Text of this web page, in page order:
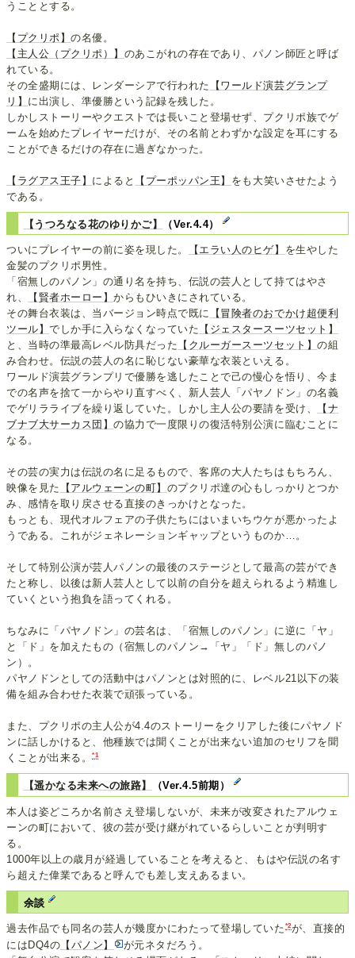
うこととする。
【プクリポ】の名優。
【主人公（プクリポ）】 のあこがれの存在であり、パノン師匠と呼ば
れている。
その全盛期には、レンダーシアで行われた
【ワールド演芸グランプ
リ】 に出演し、準優勝という記録を残した。
しかしストーリーやクエストでは長いこと登場せず、プクリポ族でゲ
ームを始めたプレイヤーだけが、その名前とわずかな設定を耳にする
ことができるだけの存在に過ぎなかった。
【ラグアス王子】 によると 【プーポッパン王】 をも大笑いさせたよう
である。
【うつろなる花のゆりかご】 （Ver.4.4）
ついにプレイヤーの前に姿を現した。 【エラい人のヒゲ】 を生やした
金髪のプクリポ男性。
「宿無しのパノン」の通り名を持ち、伝説の芸人として持てはやさ
れ、
【賢者ホーロー】からもひいきにされている。
その舞台衣装は、当バージョン時点で既に
【冒険者のおでかけ超便利
ツール】でしか手に入らなくなっていた 【ジェスタースーツセット】
と、当時の準最高レベル防具だった 【クルーガースーツセット】の組
み合わせ。伝説の芸人の名に恥じない豪華な衣装といえる。
ワールド演芸グランプリで優勝を逃したことで己の慢心を悟り、今ま
での名声を捨て一からやり直すべく、新人芸人「パヤノドン」の名義
でゲリラライブを繰り返していた。しかし主人公の要請を受け、
【ナ
ブナブ大サーカス団】の協力で一度限りの復活特別公演に臨むことに
なる。
その芸の実力は伝説の名に足るもので、客席の大人たちはもちろん、
映像を見た
【アルウェーンの町】 のプクリポ達の心もしっかりとつか
み、感情を取り戻させる直接のきっかけとなった。
もっとも、現代オルフェアの子供たちにはいまいちウケが悪かったよ
うである。これがジェネレーションギャップというものか…。
そして特別公演が芸人パノンの最後のステージとして最高の芸ができ
たと称し、以後は新人芸人として以前の自分を超えられるよう精進し
ていくという抱負を語ってくれる。
ちなみに「パヤノドン」の芸名は、「宿無しのパノン」に逆に「ヤ」
と「ド」を加えたもの（宿無しのパノン→「ヤ」「ド」無しのパノ
ン）。
パヤノドンとしての活動中はパノンとは対照的に、レベル21以下の装
備を組み合わせた衣装で頑張っている。
また、プクリポの主人公が4.4のストーリーをクリアした後にパヤノド
ンに話しかけると、他種族では聞くことが出来ない追加のセリフを聞
くことが出来る。*1
【遥かなる未来への旅路】 （Ver.4.5前期）
本人は姿どころか名前さえ登場しないが、未来が改変されたアルウェ
ーンの町において、彼の芸が受け継がれているらしいことが判明す
る。
1000年以上の歳月が経過していることを考えると、もはや伝説の名す
ら超えた偉業であると呼んでも差し支えあるまい。
余談
過去作品でも同名の芸人が幾度かにわたって登場していた*2が、直接的
にはDQ4の 【パノン】
が元ネタだろう。